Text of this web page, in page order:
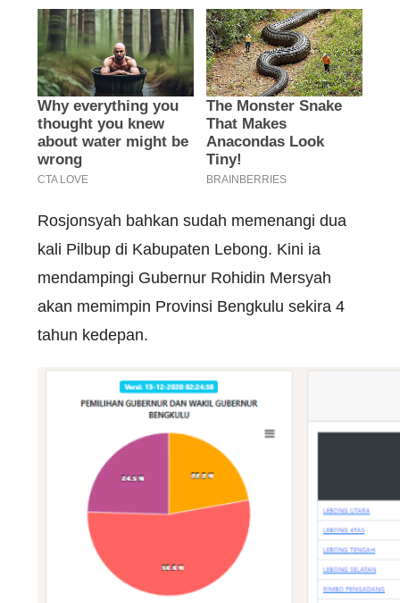
Rosjonsyah bahkan sudah memenangi dua
kali Pilbup di Kabupaten Lebong. Kini ia
mendampingi Gubernur Rohidin Mersyah
akan memimpin Provinsi Bengkulu sekira 4
tahun kedepan.